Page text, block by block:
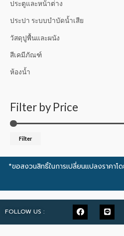
ประตูและหน้าต่าง
ประปา ระบบบำบัดน้ำเสีย
วัสดุปูพื้นและผนัง
สีเคมีภัณฑ์
ห้องน้ำ
Filter by Price
Filter
*ขอสงวนสิทธิ์ในการเปลี่ยนแปลงราคาโ
FOLLOW US :